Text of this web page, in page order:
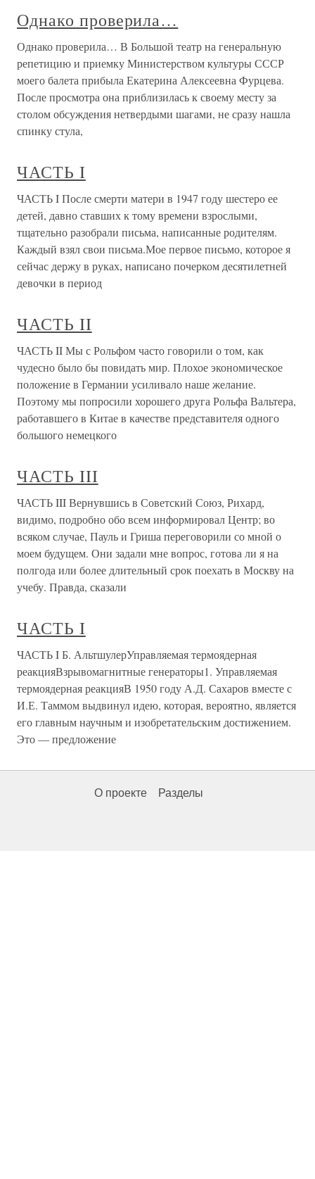
Однако проверила…
Однако проверила… В Большой театр на генеральную
репетицию и приемку Министерством культуры СССР
моего балета прибыла Екатерина Алексеевна Фурцева.
После просмотра она приблизилась к своему месту за
столом обсуждения нетвердыми шагами, не сразу нашла
спинку стула,
ЧАСТЬ I
ЧАСТЬ I После смерти матери в 1947 году шестеро ее
детей, давно ставших к тому времени взрослыми,
тщательно разобрали письма, написанные родителям.
Каждый взял свои письма.Мое первое письмо, которое я
сейчас держу в руках, написано почерком десятилетней
девочки в период
ЧАСТЬ II
ЧАСТЬ II Мы с Рольфом часто говорили о том, как
чудесно было бы повидать мир. Плохое экономическое
положение в Германии усиливало наше желание.
Поэтому мы попросили хорошего друга Рольфа Вальтера,
работавшего в Китае в качестве представителя одного
большого немецкого
ЧАСТЬ III
ЧАСТЬ III Вернувшись в Советский Союз, Рихард,
видимо, подробно обо всем информировал Центр; во
всяком случае, Пауль и Гриша переговорили со мной о
моем будущем. Они задали мне вопрос, готова ли я на
полгода или более длительный срок поехать в Москву на
учебу. Правда, сказали
ЧАСТЬ I
ЧАСТЬ I Б. АльтшулерУправляемая термоядерная
реакцияВзрывомагнитные генераторы1. Управляемая
термоядерная реакцияВ 1950 году А.Д. Сахаров вместе с
И.Е. Таммом выдвинул идею, которая, вероятно, является
его главным научным и изобретательским достижением.
Это — предложение
О проекте Разделы